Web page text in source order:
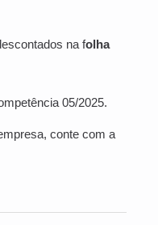
na folha
05/2025.
conte com a